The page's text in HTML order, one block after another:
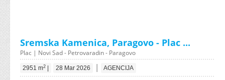
Sremska Kamenica, Paragovo - Plac ...
Plac | Novi Sad - Petrovaradin - Paragovo
2951 m2 28 Mar 2026 | AGENCIJA